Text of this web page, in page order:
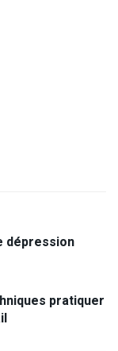
dépression
pratiquer